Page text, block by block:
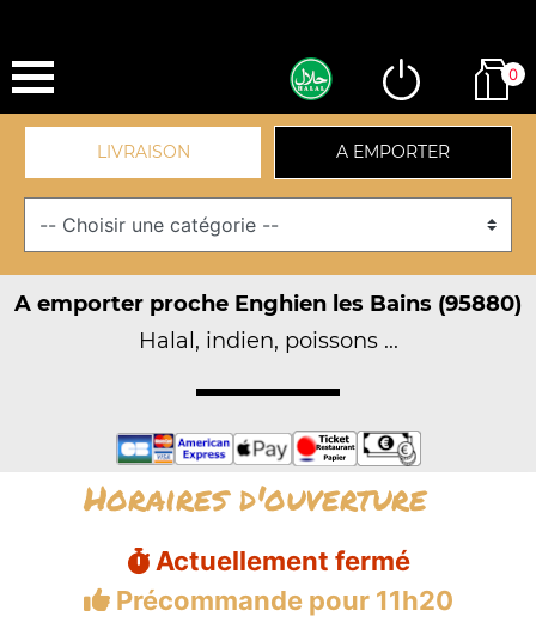
0
LIVRAISON A EMPORTER
A emporter proche Enghien les Bains (95880)
Halal, indien, poissons ...
Horaires d'ouverture
Actuellement fermé
Précommande pour 11h20